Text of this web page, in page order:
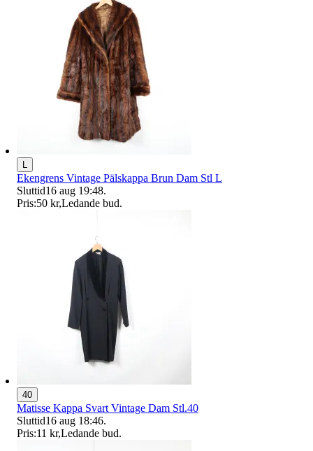
L
Ekengrens Vintage Pälskappa Brun Dam Stl L
Sluttid16 aug 19:48.
Pris:50 kr,Ledande bud.
40
Matisse Kappa Svart Vintage Dam Stl.40
Sluttid16 aug 18:46.
Pris:11 kr,Ledande bud.